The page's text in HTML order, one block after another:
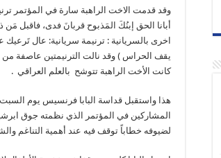
وقد قدمت الاخت الراهبة سارة في المؤتمر
أبانا الحق إبنُكَ المَذبوح قربانَ فدى، فاقبل مَن
اخرى بالسريانية : ترنيمة سريانية: عال تَرعيك
يقف الحراس ) وقد نالت الترنيمتين عاصفة من
كانت الأخت الراهبة تتوشح بالعلم العراقي .
المشاركين في المؤتمر الذي نظمته جوق
لضيوفه خطاباً توقف فيه عند أهمية التناغم